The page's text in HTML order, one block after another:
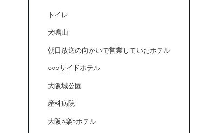
トイレ
犬鳴山
朝日放送の向かいで営業していたホテル
○○○サイドホテル
大阪城公園
産科病院
大阪○楽○ホテル